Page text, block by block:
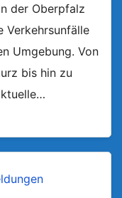
der Oberpfalz
Verkehrsunfälle
Umgebung. Von
bis hin zu